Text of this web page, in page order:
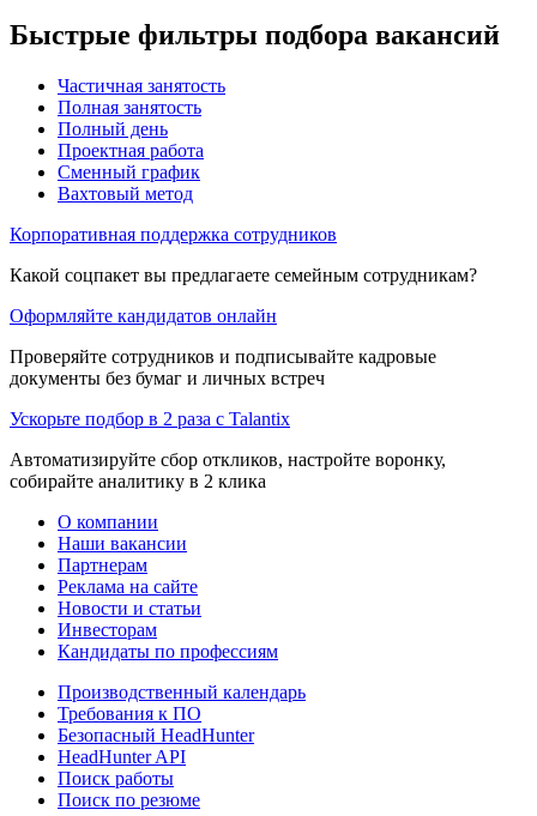
Быстрые фильтры подбора вакансий
Частичная занятость
Полная занятость
Полный день
Проектная работа
Сменный график
Вахтовый метод
Корпоративная поддержка сотрудников
Какой соцпакет вы предлагаете семейным сотрудникам?
Оформляйте кандидатов онлайн
Проверяйте сотрудников и подписывайте кадровые
документы без бумаг и личных встреч
Ускорьте подбор в 2 раза с Talantix
Автоматизируйте сбор откликов, настройте воронку,
собирайте аналитику в 2 клика
О компании
Наши вакансии
Партнерам
Реклама на сайте
Новости и статьи
Инвесторам
Кандидаты по профессиям
Производственный календарь
Требования к ПО
Безопасный HeadHunter
HeadHunter API
Поиск работы
Поиск по резюме